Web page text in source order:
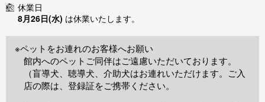
休業日
8月26日(水) は休業いたします。
※ペットをお連れのお客様へお願い
館内へのペットご同伴はご遠慮いただいております。
（盲導犬、聴導犬、介助犬はお連れいただけます。ご入
店の際は、登録証をご携帯ください。